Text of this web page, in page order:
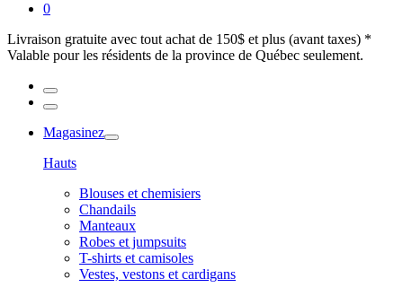
0
Livraison gratuite avec tout achat de 150$ et plus (avant taxes) *
Valable pour les résidents de la province de Québec seulement.
Magasinez
Hauts
Blouses et chemisiers
Chandails
Manteaux
Robes et jumpsuits
T-shirts et camisoles
Vestes, vestons et cardigans